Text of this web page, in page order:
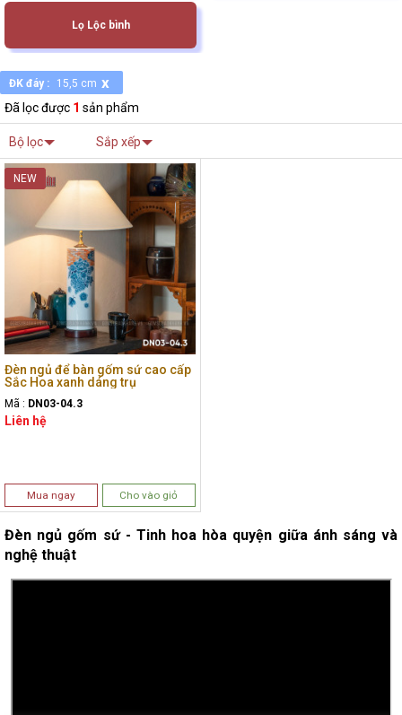
Lọ Lộc bình
ĐK đáy : 15,5 cm x
Đã lọc được 1 sản phẩm
Bộ lọc Sắp xếp
Đèn ngủ để bàn gốm sứ cao cấp
Sắc Hoa xanh dáng trụ
Mã : DN03-04.3
Liên hệ
NEW
Mua ngay Cho vào giỏ
Đèn ngủ gốm sứ - Tinh hoa hòa quyện giữa ánh sáng và
nghệ thuật